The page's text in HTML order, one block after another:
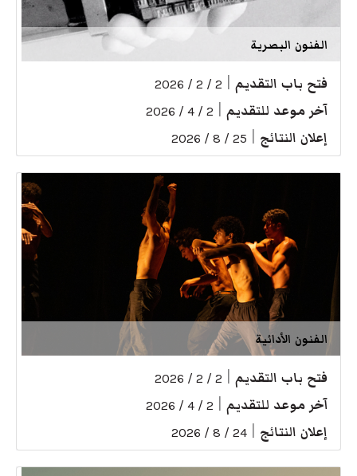
الفنون البصرية
فتح باب التقديم 2 / 2 / 2026
آخر موعد للتقديم 2 / 4 / 2026
إعلان النتائج 25 / 8 / 2026
الفنون الأدائية
فتح باب التقديم 2 / 2 / 2026
آخر موعد للتقديم 2 / 4 / 2026
إعلان النتائج 24 / 8 / 2026